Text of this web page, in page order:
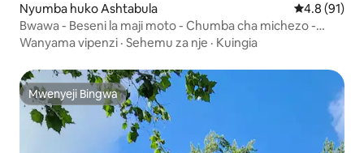
Nyumba huko Ashtabula Ukadiriaji
4.8 (91)
Bwawa - Beseni la maji moto - Chumba cha michezo -
Inatoshea watu 8
Wanyama vipenzi · Sehemu za nje · Kuingia
Mwenyeji Bingwa
Mwenyeji Bingwa